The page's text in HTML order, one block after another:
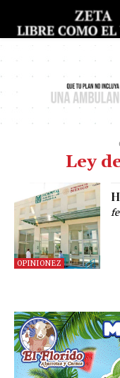
Ley
OPINIONEZ